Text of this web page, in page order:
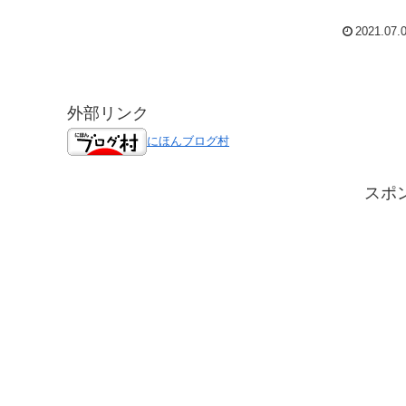
外部リンク
にほんブログ村
スポ